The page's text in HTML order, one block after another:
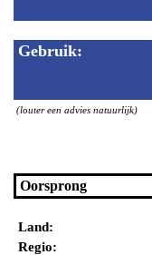
Gebruik:
(louter een advies natuurlijk)
Oorsprong
Land:
Regio: